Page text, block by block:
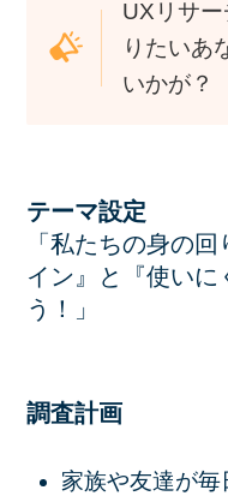
UXリサ
りたいあ
いかが？
テーマ設定
「私たちの身の
イン』と『使いに
う！」
調査計画
家族や友達が